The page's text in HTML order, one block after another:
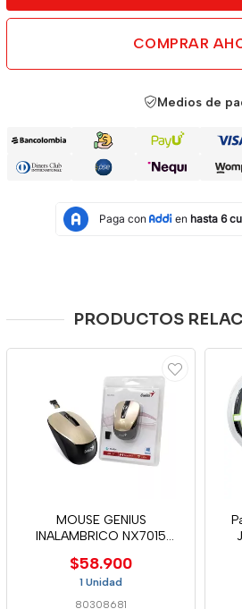
COMPRAR
Medios de
PRODUCTOS
MOUSE GENIUS
INALAMBRICO NX7015
$58.900
1 Unidad
80308681